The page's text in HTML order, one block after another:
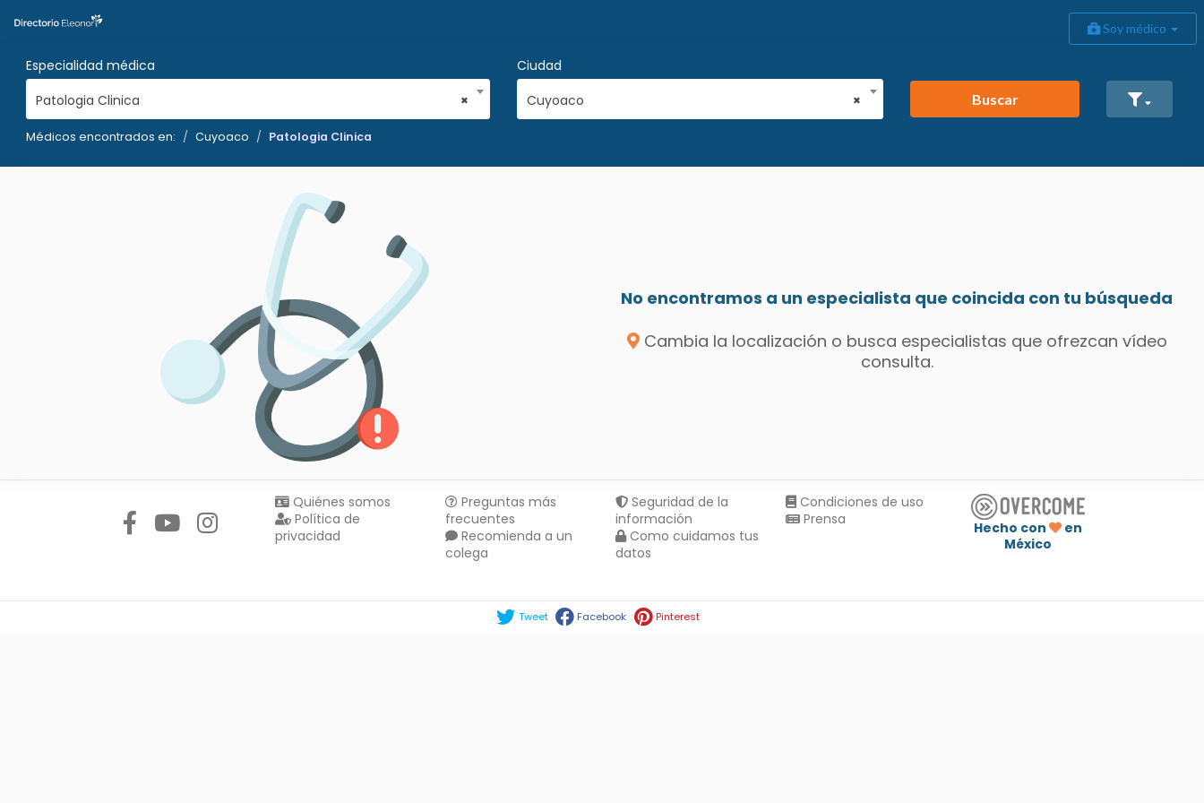
Soy médico
Especialidad médica
×
Patologia Clinica
Ciudad
×
Cuyoaco Buscar
Médicos encontrados en: Cuyoaco Patologia Clinica
No encontramos a un especialista que coincida con tu búsqueda
Cambia la localización o busca especialistas que ofrezcan vídeo
consulta.
Quiénes somos
Política de
privacidad
Preguntas más
frecuentes
Recomienda a un
colega
Seguridad de la
información
Como cuidamos tus
datos
Condiciones de uso
Prensa
Hecho con
en
México
Tweet Facebook Pinterest